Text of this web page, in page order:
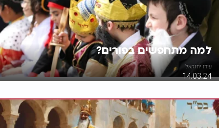
למה מתחפשים בפורים?
עידו יחזקאל
14.03.24